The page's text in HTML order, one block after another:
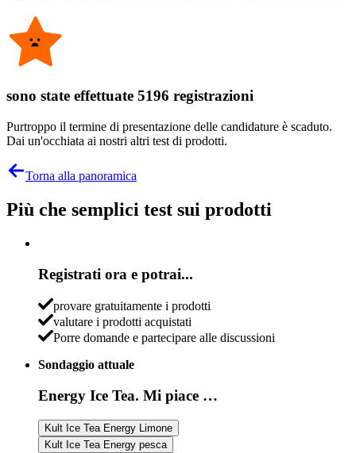
sono state effettuate 5196 registrazioni
Purtroppo il termine di presentazione delle candidature è scaduto.
Dai un'occhiata ai nostri altri test di prodotti.
Torna alla panoramica
Più che semplici test sui prodotti
Registrati ora e potrai...
provare gratuitamente i prodotti
valutare i prodotti acquistati
Porre domande e partecipare alle discussioni
Sondaggio attuale
Energy Ice Tea. Mi piace …
Kult Ice Tea Energy Limone
Kult Ice Tea Energy pesca